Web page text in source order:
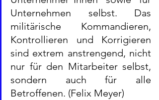
Unternehmen selbst. Das
militärische Kommandieren,
Kontrollieren und Korrigieren
sind extrem anstrengend, nicht
nur für den Mitarbeiter selbst,
sondern auch für alle
Betroffenen. (Felix Meyer)